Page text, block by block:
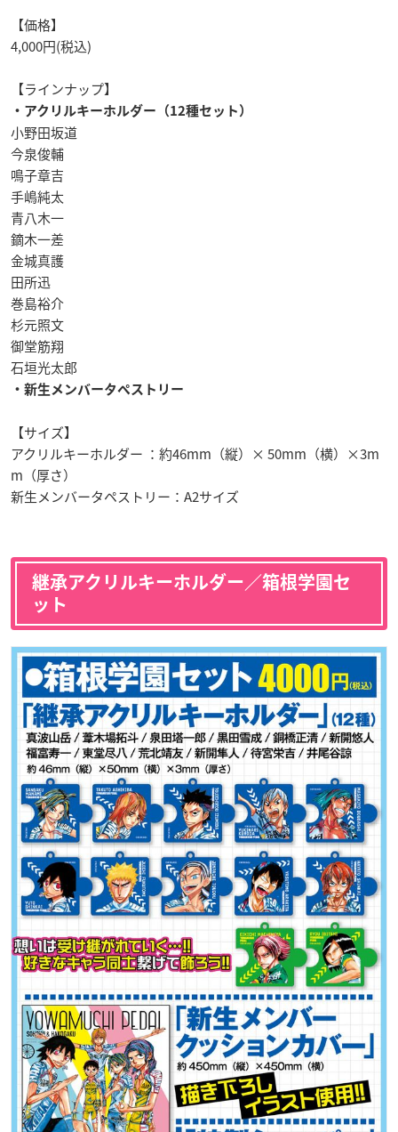
【価格】
4,000円(税込)
【ラインナップ】
・アクリルキーホルダー（12種セット）
小野田坂道
今泉俊輔
鳴子章吉
手嶋純太
青八木一
鏑木一差
金城真護
田所迅
巻島裕介
杉元照文
御堂筋翔
石垣光太郎
・新生メンバータペストリー
【サイズ】
アクリルキーホルダー ：約46mm（縦）× 50mm（横）×3m
m（厚さ）
新生メンバータペストリー：A2サイズ
継承アクリルキーホルダー／箱根学園セ
ット